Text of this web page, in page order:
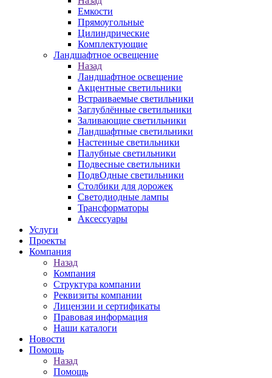
Емкости
Прямоугольные
Цилиндрические
Комплектующие
Ландшафтное освещение
Назад
Ландшафтное освещение
Акцентные светильники
Встраиваемые светильники
Заглублённые светильники
Заливающие светильники
Ландшафтные светильники
Настенные светильники
Палубные светильники
Подвесные светильники
ПодвОдные светильники
Столбики для дорожек
Светодиодные лампы
Трансформаторы
Аксессуары
Услуги
Проекты
Компания
Назад
Компания
Структура компании
Реквизиты компании
Лицензии и сертификаты
Правовая информация
Наши каталоги
Новости
Помощь
Назад
Помощь